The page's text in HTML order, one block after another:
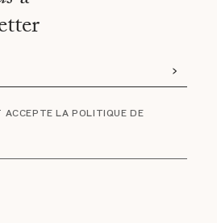
ACCEPTE LA POLITIQUE DE